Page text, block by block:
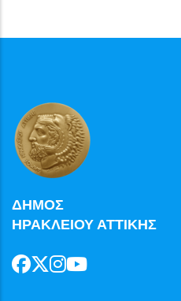
ΔΗΜΟΣ
ΗΡΑΚΛΕΙΟΥ ΑΤΤΙΚΗΣ